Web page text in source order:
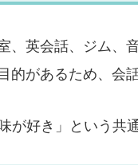
、英会話、ジム、
的があるため、会
が好き」という共